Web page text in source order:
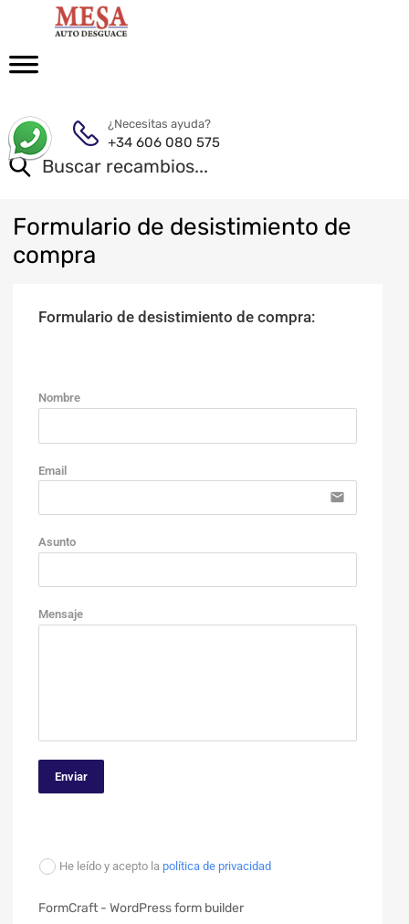
¿Necesitas ayuda?
+34 606 080 575
Formulario de desistimiento de
compra
Formulario de desistimiento de compra:
Nombre
Email
email
Asunto
Mensaje
Enviar
He leído y acepto la política de privacidad
FormCraft - WordPress form builder